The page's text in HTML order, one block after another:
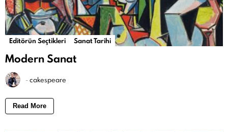
Editörün Seçtikleri Sanat Tarihi
Modern Sanat
-cakespeare
Read More